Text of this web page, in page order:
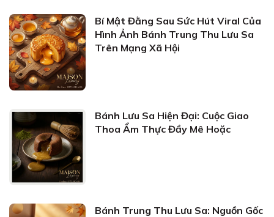
Bí Mật Đằng Sau Sức Hút Viral Của
Hình Ảnh Bánh Trung Thu Lưu Sa
Trên Mạng Xã Hội
Bánh Lưu Sa Hiện Đại: Cuộc Giao
Thoa Ẩm Thực Đầy Mê Hoặc
Bánh Trung Thu Lưu Sa: Nguồn Gốc